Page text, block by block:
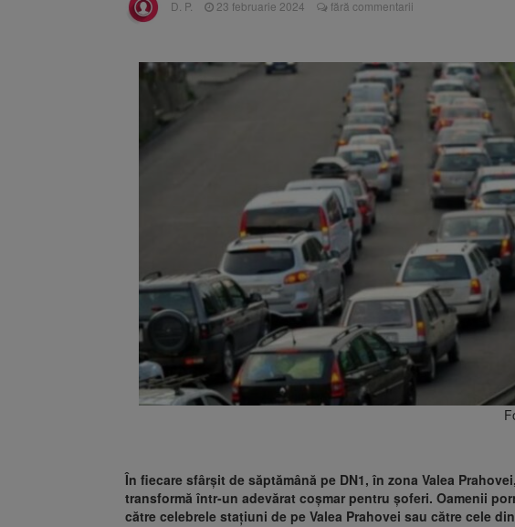
D. P. 23 februarie 2024 fără commentarii
În fiecare sfârșit de săptămână pe DN1, în zona Valea
transformă într-un adevărat coșmar pentru șoferi. Oamenii
către celebrele stațiuni de pe Valea Prahovei sau către cele